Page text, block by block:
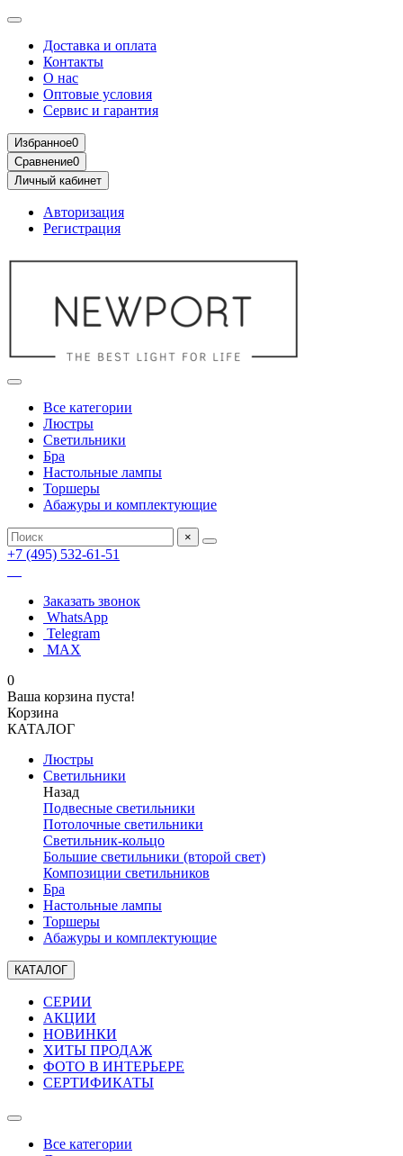
Доставка и оплата
Контакты
О нас
Оптовые условия
Сервис и гарантия
Избранное0
Сравнение0
Личный кабинет
Авторизация
Регистрация
Все категории
Люстры
Светильники
Бра
Настольные лампы
Торшеры
Абажуры и комплектующие
×
+7 (495) 532-61-51
Заказать звонок
WhatsApp
Telegram
MAX
0
Ваша корзина пуста!
Корзина
КАТАЛОГ
Люстры
Светильники
Назад
Подвесные светильники
Потолочные светильники
Светильник-кольцо
Большие светильники (второй свет)
Композиции светильников
Бра
Настольные лампы
Торшеры
Абажуры и комплектующие
КАТАЛОГ
СЕРИИ
АКЦИИ
НОВИНКИ
ХИТЫ ПРОДАЖ
ФОТО В ИНТЕРЬЕРЕ
СЕРТИФИКАТЫ
Все категории